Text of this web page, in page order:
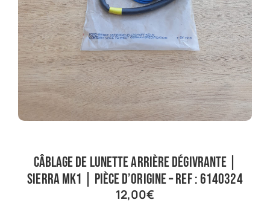
Câblage de lunette arrière dégivrante |
Sierra Mk1 | Pièce d’origine – Ref : 6140324
12,00€